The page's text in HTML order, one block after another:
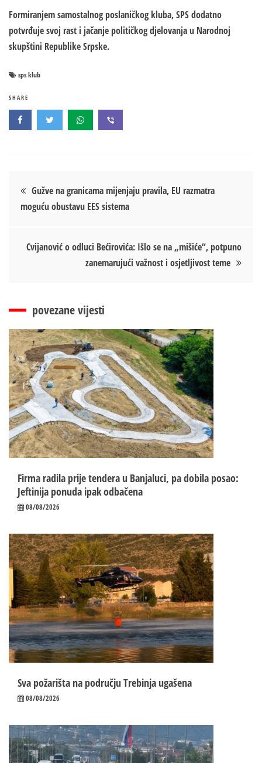
Formiranjem samostalnog poslaničkog kluba, SPS dodatno
potvrđuje svoj rast i jačanje političkog djelovanja u Narodnoj
skupštini Republike Srpske.
sps klub
SHARE
Кретање
чланка
Gužve na granicama mijenjaju pravila, EU razmatra
moguću obustavu EES sistema
Cvijanović o odluci Bećirovića: Išlo se na „mišiće“, potpuno
zanemarujući važnost i osjetljivost teme
povezane vijesti
Firma radila prije tendera u Banjaluci, pa dobila posao:
Jeftinija ponuda ipak odbačena
08/08/2026
Sva požarišta na području Trebinja ugašena
08/08/2026